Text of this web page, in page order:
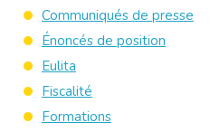
Communiqués de presse
Énoncés de position
Eulita
Fiscalité
Formations